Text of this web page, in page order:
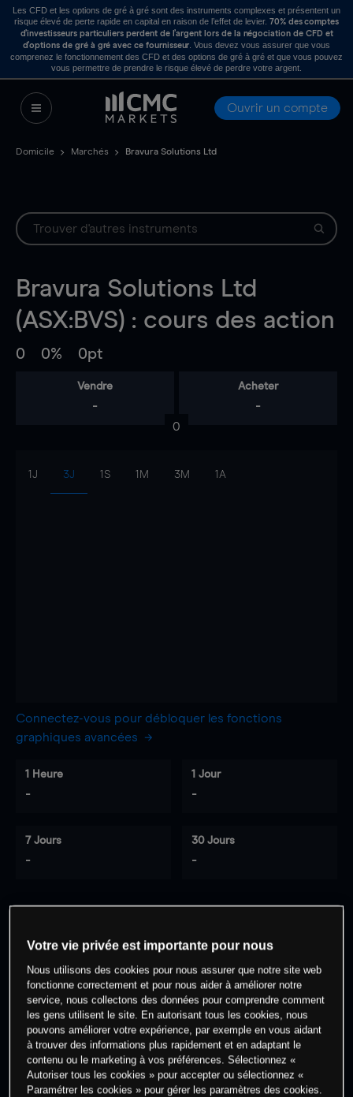
Les CFD et les options de gré à gré sont des instruments complexes et présentent un
risque élevé de perte rapide en capital en raison de l’effet de levier. 70% des comptes
d’investisseurs particuliers perdent de l’argent lors de la négociation de CFD et
d’options de gré à gré avec ce fournisseur . Vous devez vous assurer que vous
comprenez le fonctionnement des CFD et des options de gré à gré et que vous pouvez
vous permettre de prendre le risque élevé de perdre votre argent.
Ouvrir un compte
Domicile Marchés Bravura Solutions Ltd
Bravura Solutions Ltd
(ASX:BVS) : cours des action
0 0% 0pt
Vendre
-
Acheter
-
0
1J 3J 1S 1M 3M 1A
Connectez-vous pour débloquer les fonctions
graphiques avancées
1 Heure
-
1 Jour
-
7 Jours
-
30 Jours
-
cet actif
Commencez à trader
Votre vie privée est importante pour nous
Nous utilisons des cookies pour nous assurer que notre site web
fonctionne correctement et pour nous aider à améliorer notre
service, nous collectons des données pour comprendre comment
les gens utilisent le site. En autorisant tous les cookies, nous
pouvons améliorer votre expérience, par exemple en vous aidant
à trouver des informations plus rapidement et en adaptant le
contenu ou le marketing à vos préférences. Sélectionnez «
Autoriser tous les cookies » pour accepter ou sélectionnez «
Paramétrer les cookies » pour gérer les paramètres des cookies.